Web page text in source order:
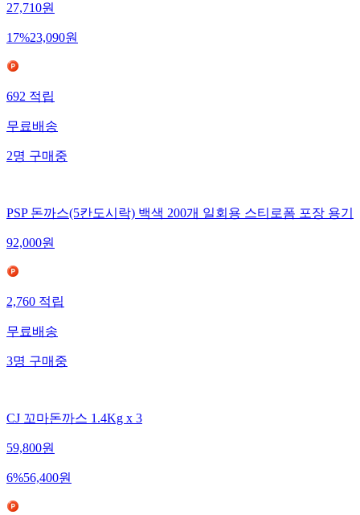
27,710원
17%23,090원
692적립
무료배송
2명구매중
PSP 돈까스(5칸도시락) 백색 200개 일회용 스티로폼 포장 용기
92,000원
2,760적립
무료배송
3명구매중
CJ 꼬마돈까스 1.4Kg x 3
59,800원
6%56,400원